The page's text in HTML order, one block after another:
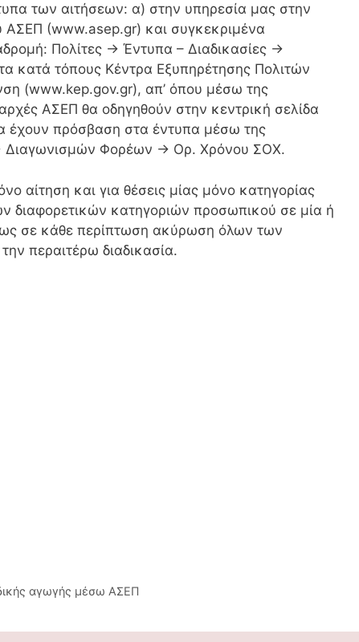
των αιτήσεων: α) στην υπηρεσία μας στην
ΑΣΕΠ (www.asep.gr) και συγκεκριμένα
Πολίτες -> Έντυπα – Διαδικασίες ->
τόπους Κέντρα Εξυπηρέτησης Πολιτών
(www.kep.gov.gr), απ’ όπου μέσω της
ΑΣΕΠ θα οδηγηθούν στην κεντρική σελίδα
έχουν πρόσβαση στα έντυπα μέσω της
Διαγωνισμών Φορέων -> Ορ. Χρόνου ΣΟΧ.
αίτηση και για θέσεις μίας μόνο κατηγορίας
κατηγοριών προσωπικού σε μία ή
σε κάθε περίπτωση ακύρωση όλων των
περαιτέρω διαδικασία.
αγωγής μέσω ΑΣΕΠ